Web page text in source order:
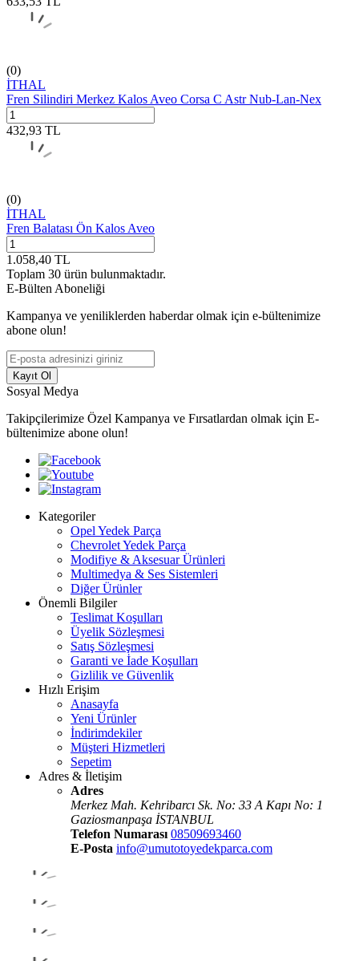
(0)
İTHAL
Fren Silindiri Merkez Kalos Aveo Corsa C Astr Nub-Lan-Nex
432,93 TL
(0)
İTHAL
Fren Balatası Ön Kalos Aveo
1.058,40 TL
Toplam 30 ürün bulunmaktadır.
E-Bülten Aboneliği
Kampanya ve yeniliklerden haberdar olmak için e-bültenimize
abone olun!
Kayıt Ol
Sosyal Medya
Takipçilerimize Özel Kampanya ve Fırsatlardan olmak için E-
bültenimize abone olun!
Kategoriler
Opel Yedek Parça
Chevrolet Yedek Parça
Modifiye & Aksesuar Ürünleri
Multimedya & Ses Sistemleri
Diğer Ürünler
Önemli Bilgiler
Teslimat Koşulları
Üyelik Sözleşmesi
Satış Sözleşmesi
Garanti ve İade Koşulları
Gizlilik ve Güvenlik
Hızlı Erişim
Anasayfa
Yeni Ürünler
İndirimdekiler
Müşteri Hizmetleri
Sepetim
Adres & İletişim
Adres
Merkez Mah. Kehribarcı Sk. No: 33 A Kapı No: 1
Gaziosmanpaşa İSTANBUL
Telefon Numarası 08509693460
E-Posta info@umutotoyedekparca.com